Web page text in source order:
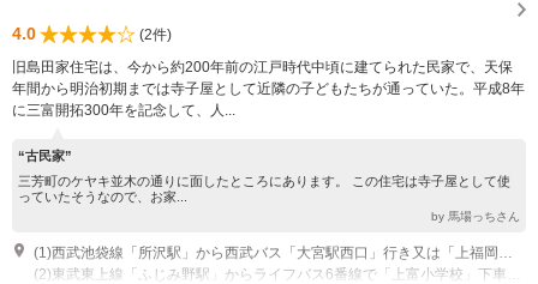
4.0
(2件)
旧島田家住宅は、今から約200年前の江戸時代中頃に建てられた民家で、天保
年間から明治初期までは寺子屋として近隣の子どもたちが通っていた。平成8年
に三富開拓300年を記念して、人...
“古民家”
三芳町のケヤキ並木の通りに面したところにあります。 この住宅は寺子屋として使
っていたそうなので、お家...
by 馬場っちさん
(1)西武池袋線「所沢駅」から西武バス「大宮駅西口」行き又は「上福岡駅西口」行きで『学校前』下車すぐ